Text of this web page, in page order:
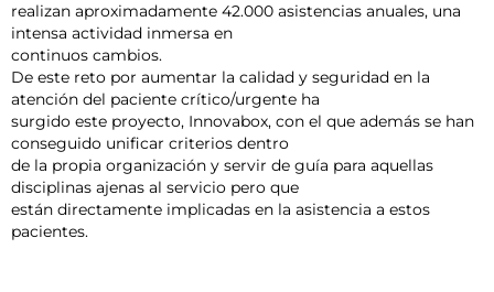
realizan aproximadamente 42.000 asistencias anuales, una
intensa actividad inmersa en
continuos cambios.
De este reto por aumentar la calidad y seguridad en la
atención del paciente crítico/urgente ha
surgido este proyecto, Innovabox, con el que además se han
conseguido unificar criterios dentro
de la propia organización y servir de guía para aquellas
disciplinas ajenas al servicio pero que
están directamente implicadas en la asistencia a estos
pacientes.